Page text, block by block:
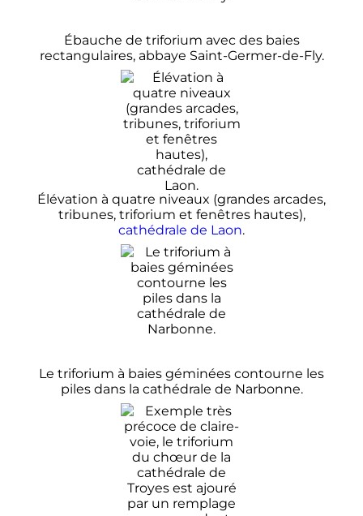
Ébauche de triforium avec des baies
rectangulaires, abbaye Saint-Germer-de-Fly.
Élévation à quatre niveaux (grandes arcades,
tribunes, triforium et fenêtres hautes),
cathédrale de Laon.
Le triforium à baies géminées contourne les
piles dans la cathédrale de Narbonne.